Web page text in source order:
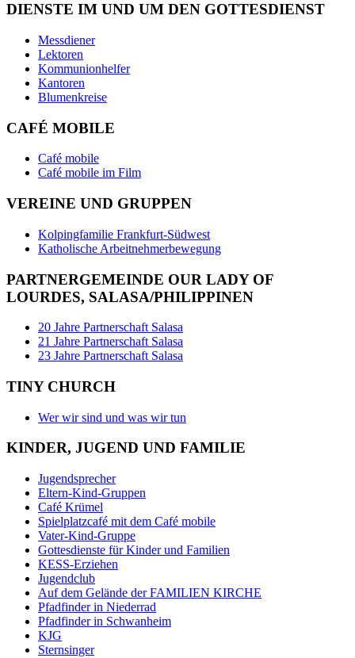
DIENSTE IM UND UM DEN GOTTESDIENST
Messdiener
Lektoren
Kommunionhelfer
Kantoren
Blumenkreise
CAFÉ MOBILE
Café mobile
Café mobile im Film
VEREINE UND GRUPPEN
Kolpingfamilie Frankfurt-Südwest
Katholische Arbeitnehmerbewegung
PARTNERGEMEINDE OUR LADY OF
LOURDES, SALASA/PHILIPPINEN
20 Jahre Partnerschaft Salasa
21 Jahre Partnerschaft Salasa
23 Jahre Partnerschaft Salasa
TINY CHURCH
Wer wir sind und was wir tun
KINDER, JUGEND UND FAMILIE
Jugendsprecher
Eltern-Kind-Gruppen
Café Krümel
Spielplatzcafé mit dem Café mobile
Vater-Kind-Gruppe
Gottesdienste für Kinder und Familien
KESS-Erziehen
Jugendclub
Auf dem Gelände der FAMILIEN KIRCHE
Pfadfinder in Niederrad
Pfadfinder in Schwanheim
KJG
Sternsinger